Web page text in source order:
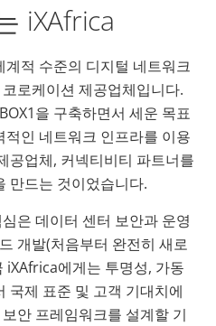
iXAfrica
적 수준의 디지털 네트워크
로케이션 제공업체입니다.
을 구축하면서 세운 목표
인 네트워크 인프라를 이용
공업체, 커넥티비티 파트너를
만드는 것이었습니다.
은 데이터 센터 보안과 운영
개발(처음부터 완전히 새로
에게는 투명성, 가동
국제 표준 및 고객 기대치에
안 프레임워크를 설계할 기